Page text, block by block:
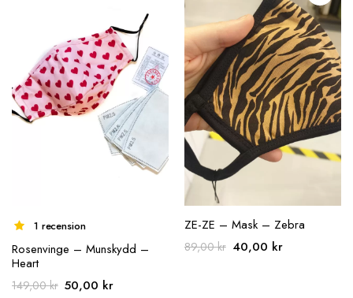
1 recension
Rosenvinge – Munskydd –
Heart
149,00kr Det
50,00 krDet
ZE-ZE – Mask – Zebra
89,00kr Det
40,00 krDet